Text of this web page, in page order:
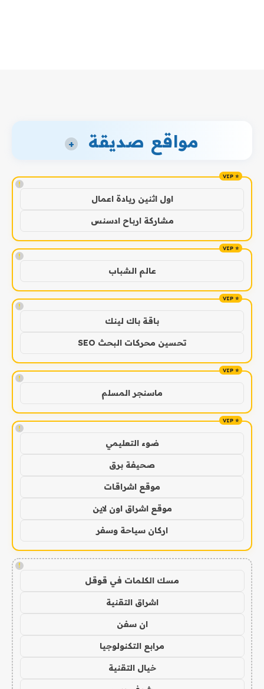
مواقع صديقة +
!
اول اثنين ريادة اعمال
مشاركة ارباح ادسنس
!
عالم الشباب
!
باقة باك لينك
تحسين محركات البحث SEO
!
ماسنجر المسلم
!
ضوء التعليمي
صحيفة برق
موقع اشراقات
موقع اشراق اون لاين
اركان سياحة وسفر
!
مسك الكلمات في قوقل
اشراق التقنية
ان سفن
مرابع التكنولوجيا
خيال التقنية